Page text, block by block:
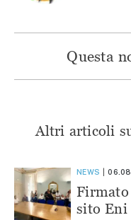
Questa
Altri articoli
NEWS
Firmato
sito Eni